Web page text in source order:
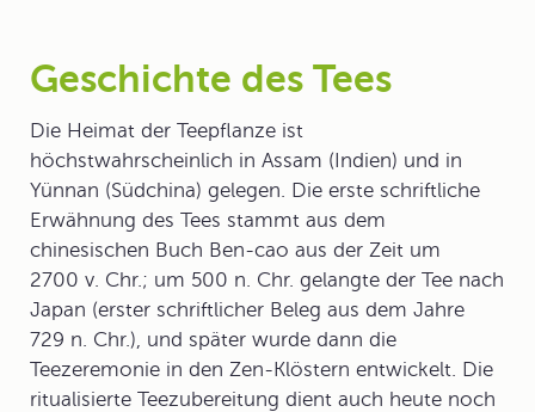
Geschichte des Tees
Die Heimat der Teepflanze ist
höchstwahrscheinlich in Assam (Indien) und in
Yünnan (Südchina) gelegen. Die erste schriftliche
Erwähnung des Tees stammt aus dem
chinesischen Buch Ben-cao aus der Zeit um
2700 v. Chr.; um 500 n. Chr. gelangte der Tee nach
Japan (erster schriftlicher Beleg aus dem Jahre
729 n. Chr.), und später wurde dann die
Teezeremonie in den Zen-Klöstern entwickelt. Die
ritualisierte Teezubereitung dient auch heute noch